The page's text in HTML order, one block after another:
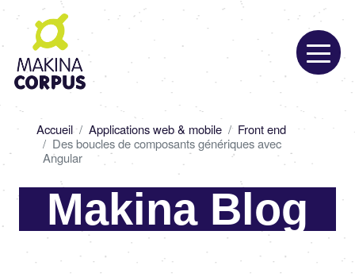
Aller
contenu
principal
d'Ariane
Accueil Applications web & mobile
Front end
Des boucles de composants génériques avec
Angular
Makina Blog